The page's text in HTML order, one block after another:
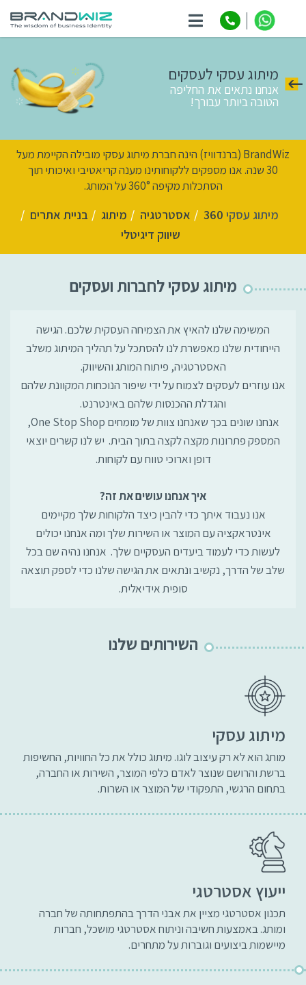
מיתוג עסקי לעסקים
אנחנו נתאים את החליפה
הטובה ביותר עבורך!
BrandWiz (ברנדוויז) הינה חברת מיתוג עסקי מובילה הקיימת מעל
30 שנה.
אנו מספקים ללקוחותינו מענה קריאטיבי ואיכותי תוך
הסתכלות מקיפה 360° על המותג.
מיתוג עסקי / אסטרטגיה / מיתוג / בניית אתרים /
שיווק דיגיטלי
מיתוג עסקי לחברות ועסקים
המשימה שלנו להאיץ את הצמיחה העסקית שלכם. הגישה
הייחודית שלנו מאפשרת לנו להסתכל על תהליך המיתוג משלב
האסטרטגיה, פיתוח המותג והשיווק.
אנו עוזרים לעסקים לצמוח על ידי שיפור הנוכחות המקוונת שלהם
והגדלת ההכנסות שלהם באינטרנט.
אנחנו שונים בכך שאנחנו צוות של מומחים One Stop Shop,
המספק פתרונות מקצה לקצה בתוך הבית. יש לנו קשרים יוצאי
דופן וארוכי טווח עם לקוחות.
איך אנחנו עושים את זה?
אנו נעבוד איתך כדי להבין כיצד הלקוחות שלך מקיימים
אינטראקציה עם המוצר או השירות שלך ומה אנחנו יכולים
לעשות כדי לעמוד ביעדים העסקיים שלך. אנחנו נהיה שם בכל
שלב של הדרך, נקשיב ונתאים את הגישה שלנו כדי לספק תוצאה
סופית אידיאלית.
השירותים שלנו
מיתוג עסקי
מותג הוא לא רק עיצוב לוגו. מיתוג כולל את כל החוויות, החשיפות
ברשת והרושם שנוצר לאדם כלפי המוצר, השירות או החברה,
בתחום הרגשי, התפקודי של המוצר או השרות.
ייעוץ אסטרטגי
תכנון אסטרטגי מציין את אבני הדרך בהתפתחותה של חברה
ומותג. באמצעות חשיבה וניתוח אסטרטגי מושכל, חברות
מיישמות ביצועים וגוברות על מתחרים.